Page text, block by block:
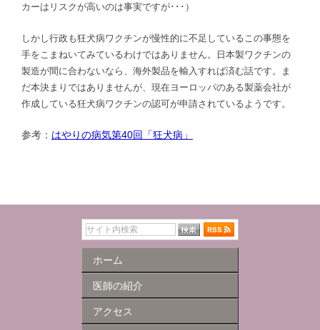
カーはリスクが高いのは事実ですが･･･）
しかし行政も狂犬病ワクチンが慢性的に不足しているこの事態を
手をこまねいてみているわけではありません。日本製ワクチンの
製造が間に合わないなら、海外製品を輸入すれば済む話です。ま
だ本決まりではありませんが、現在ヨーロッパのある製薬会社が
作成している狂犬病ワクチンの認可が申請されているようです。
参考： はやりの病気第40回「狂犬病」
ホーム
医師の紹介
アクセス